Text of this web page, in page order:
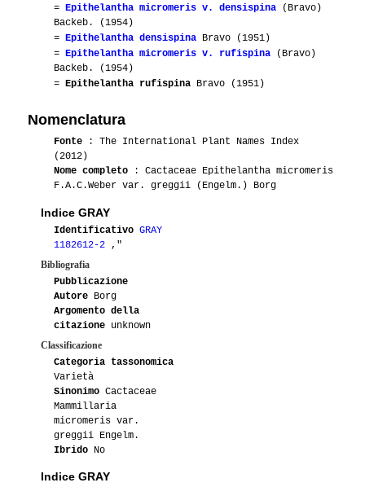
= Epithelantha micromeris v. densispina (Bravo)
Backeb. (1954)
= Epithelantha densispina Bravo (1951)
= Epithelantha micromeris v. rufispina (Bravo)
Backeb. (1954)
= Epithelantha rufispina Bravo (1951)
Nomenclatura
Fonte : The International Plant Names Index
(2012)
Nome completo : Cactaceae Epithelantha micromeris
F.A.C.Weber var. greggii (Engelm.) Borg
Indice GRAY
Identificativo GRAY
1182612-2 ,"
Bibliografia
Pubblicazione
Autore Borg
Argomento della
citazione unknown
Classificazione
Categoria tassonomica
Varietà
Sinonimo Cactaceae
Mammillaria
micromeris var.
greggii Engelm.
Ibrido No
Indice GRAY